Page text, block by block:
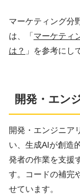
マーケティング分
は、「マーケティ
は？ 」を参考にし
開発・エン
開発・エンジニア
い、生成AIが創造
発者の作業を支援
す。コードの補完
せています。